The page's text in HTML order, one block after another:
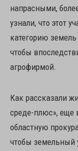
напрасными,
узнали, что этот
категорию земель
чтобы
агрофирмой.
Как рассказали
среде-плюс», еще
областную
чтобы земельный